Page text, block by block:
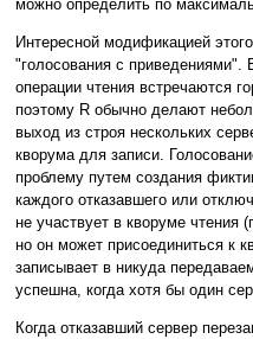
можно определить по
Интересной модификацией
"голосования с
операции чтения встречаются
поэтому R обычно делают
выход из строя нескольких
кворума для записи.
проблему путем создания
каждого отказавшего или
не участвует в кворуме чтения
но он может присоединиться к
записывает в никуда
успешна, когда хотя бы один
Когда отказавший сервер